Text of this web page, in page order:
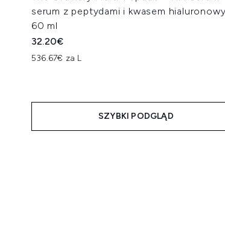
serum z peptydami i kwasem
60 ml
32.20€
536.67€ za L
SZYBKI PODGLĄD